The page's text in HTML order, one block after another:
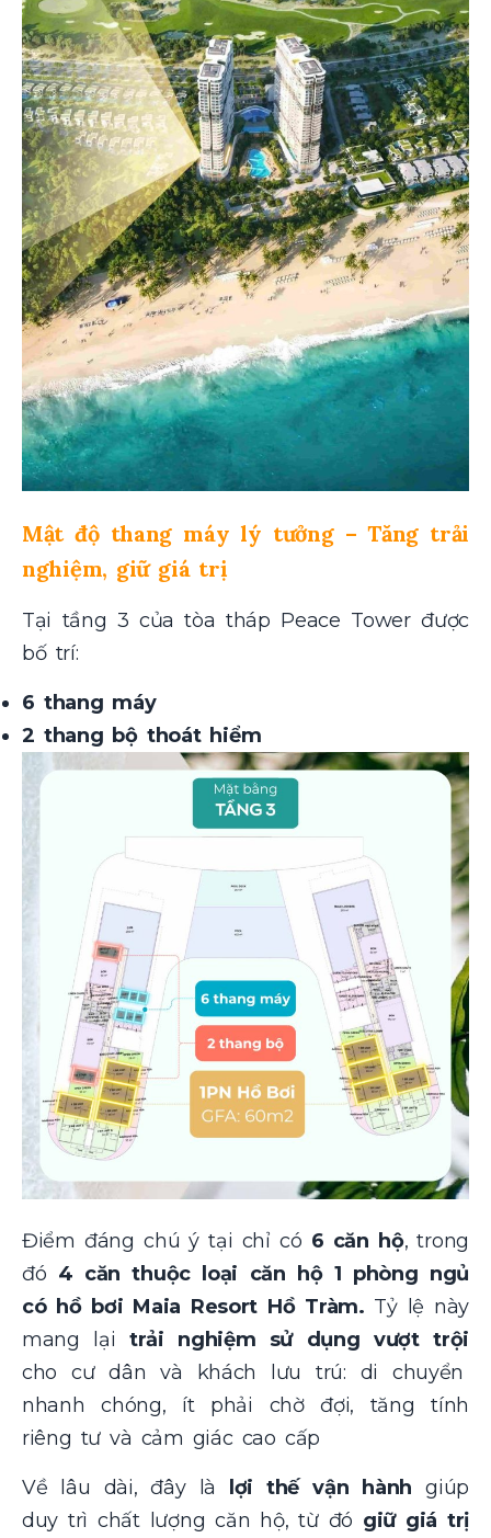
Mật độ thang máy lý tưởng – Tăng trải
nghiệm, giữ giá trị
Tại tầng 3 của tòa tháp Peace Tower được
bố trí:
6 thang máy
2 thang bộ thoát hiểm
Điểm đáng chú ý tại chỉ có 6 căn hộ, trong
đó 4 căn thuộc loại căn hộ 1 phòng ngủ
có hồ bơi Maia Resort Hồ Tràm. Tỷ lệ này
mang lại trải nghiệm sử dụng vượt trội
cho cư dân và khách lưu trú: di chuyển
nhanh chóng, ít phải chờ đợi, tăng tính
riêng tư và cảm giác cao cấp
Về lâu dài, đây là lợi thế vận hành giúp
duy trì chất lượng căn hộ, từ đó giữ giá trị